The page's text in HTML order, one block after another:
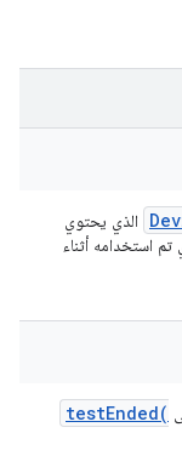
الذي يحتوي
تم استخدامه أثناء
testEnded(